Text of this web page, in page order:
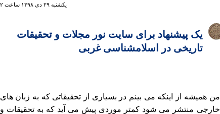
يكشنبه ۲۹ دي ۱۳۹۸ ساعت ۳:۳۲
يک پيشنهاد برای سايت نور مجلات و تحقيقات
تاريخی در اسلامشناسی غربی
من هميشه از اينکه می بينم در بسياری از تحقيقاتی که به زبان های
خارجی منتشر می شود کمتر موردی پيش می آيد که به تحقيقات و